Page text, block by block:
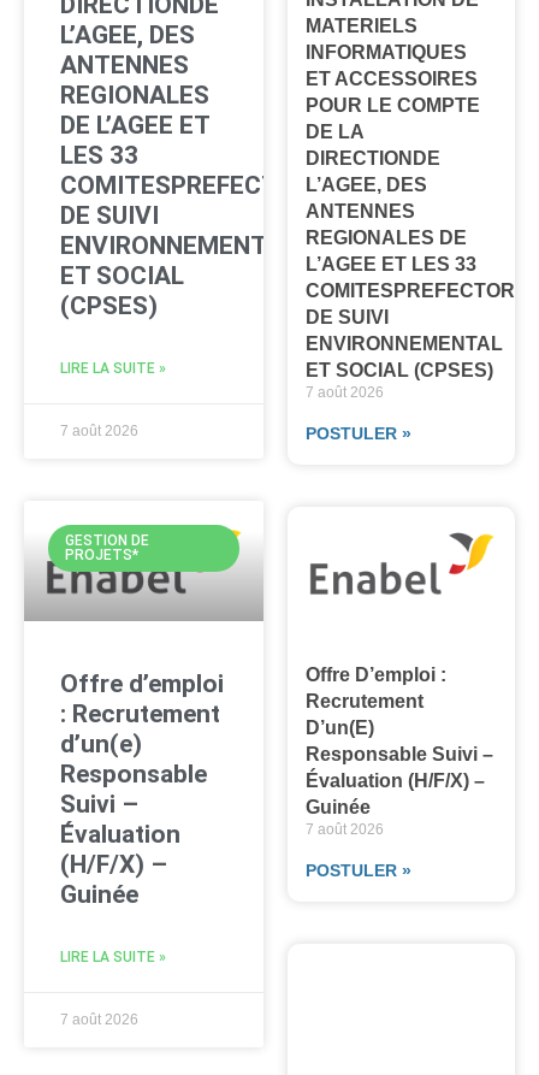
L’AGEE, DES
ANTENNES
REGIONALES
DE L’AGEE ET
LES 33
COMITESPREFECTORAUX
DE SUIVI
ENVIRONNEMENTAL
ET SOCIAL
(CPSES)
LIRE LA SUITE »
7 août 2026
GESTION DE
PROJETS*
Offre d’emploi
: Recrutement
d’un(e)
Responsable
Suivi –
Évaluation
(H/F/X) –
Guinée
LIRE LA SUITE »
7 août 2026
MATERIELS
INFORMATIQUES
ET ACCESSOIRES
POUR LE COMPTE
DE LA
DIRECTIONDE
L’AGEE, DES
ANTENNES
REGIONALES DE
L’AGEE ET LES 33
DE SUIVI
ENVIRONNEMENTAL
ET SOCIAL (CPSES)
7 août 2026
POSTULER »
Offre D’emploi :
Recrutement
D’un(e)
Responsable Suivi –
Évaluation (H/F/X) –
Guinée
7 août 2026
POSTULER »